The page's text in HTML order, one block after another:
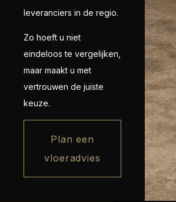
leveranciers in de regio.
Zo hoeft u niet
eindeloos te vergelijken,
maar maakt u met
vertrouwen de juiste
keuze.
Plan een
vloeradvies